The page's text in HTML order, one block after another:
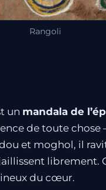
Rangoli
un mandala de
de toute
et moghol, il
librement.
du cœur.